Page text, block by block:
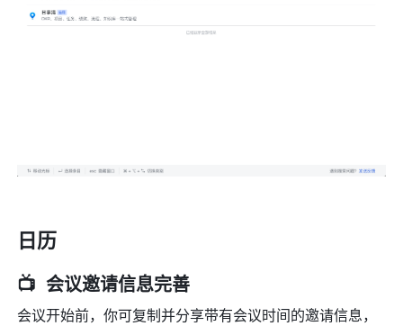
日历
📺  会议邀请信息完善
会议开始前，你可复制并分享带有会议时间的邀请信息，